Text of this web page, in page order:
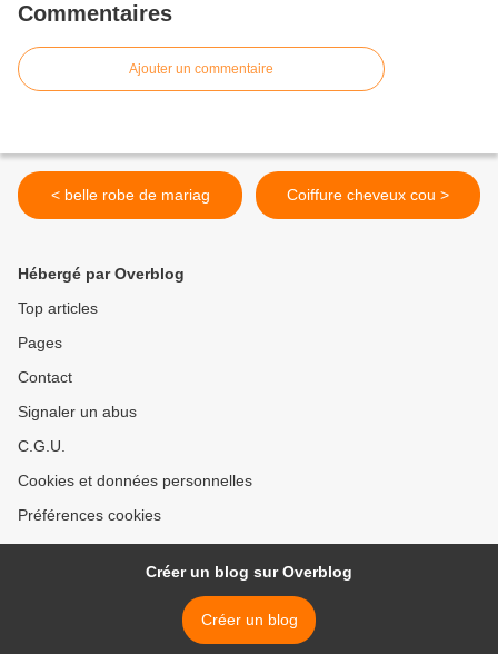
Commentaires
Ajouter un commentaire
< belle robe de mariag Coiffure cheveux cou >
Hébergé par Overblog
Top articles
Pages
Contact
Signaler un abus
C.G.U.
Cookies et données personnelles
Préférences cookies
Créer un blog sur Overblog
Créer un blog